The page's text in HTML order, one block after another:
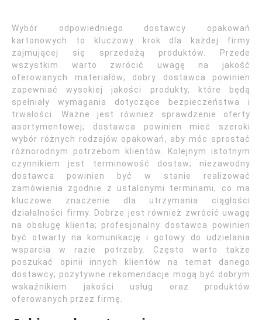
Wybór odpowiedniego dostawcy opakowań
kartonowych to kluczowy krok dla każdej firmy
zajmującej się sprzedażą produktów. Przede
wszystkim warto zwrócić uwagę na jakość
oferowanych materiałów; dobry dostawca powinien
zapewniać wysokiej jakości produkty, które będą
spełniały wymagania dotyczące bezpieczeństwa i
trwałości. Ważne jest również sprawdzenie oferty
asortymentowej; dostawca powinien mieć szeroki
wybór różnych rodzajów opakowań, aby móc sprostać
różnorodnym potrzebom klientów. Kolejnym istotnym
czynnikiem jest terminowość dostaw; niezawodny
dostawca powinien być w stanie realizować
zamówienia zgodnie z ustalonymi terminami, co ma
kluczowe znaczenie dla utrzymania ciągłości
działalności firmy. Dobrze jest również zwrócić uwagę
na obsługę klienta; profesjonalny dostawca powinien
być otwarty na komunikację i gotowy do udzielania
wsparcia w razie potrzeby. Często warto także
poszukać opinii innych klientów na temat danego
dostawcy; pozytywne rekomendacje mogą być dobrym
wskaźnikiem jakości usług oraz produktów
oferowanych przez firmę.